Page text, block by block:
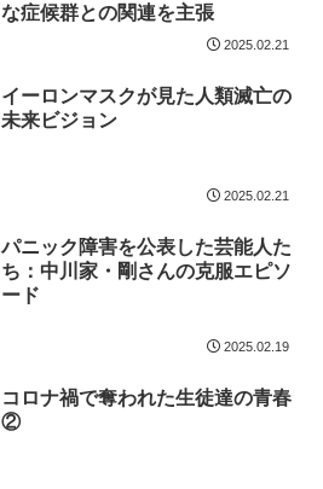
な症候群との関連を主張
2025.02.21
イーロンマスクが見た人類滅亡の
未来ビジョン
2025.02.21
パニック障害を公表した芸能人た
ち：中川家・剛さんの克服エピソ
ード
2025.02.19
コロナ禍で奪われた生徒達の青春
②